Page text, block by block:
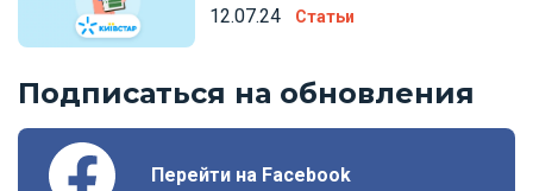
12.07.24
Статьи
Подписаться на обновления
Перейти на Facebook